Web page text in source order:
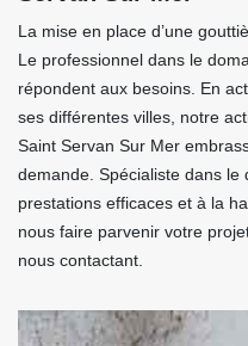
La mise en place d’une
Le professionnel dans le
répondent aux besoins. En
ses différentes villes, notre
Saint Servan Sur Mer
demande. Spécialiste dans
prestations efficaces et à la
nous faire parvenir votre
nous contactant.